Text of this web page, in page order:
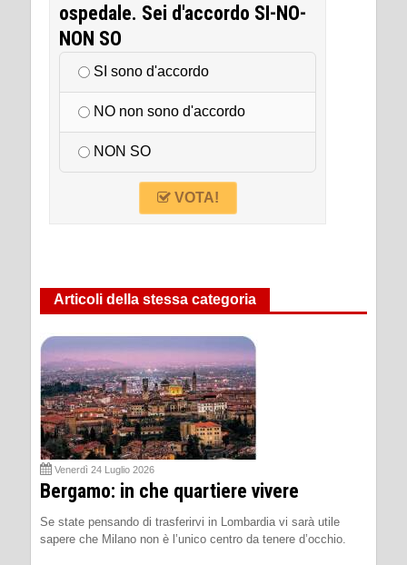
ospedale. Sei d'accordo SI-NO-
NON SO
SI sono d'accordo
NO non sono d'accordo
NON SO
VOTA!
Articoli della stessa categoria
Venerdì 24 Luglio 2026
Bergamo: in che quartiere vivere
Se state pensando di trasferirvi in Lombardia vi sarà utile
sapere che Milano non è l’unico centro da tenere d’occhio.